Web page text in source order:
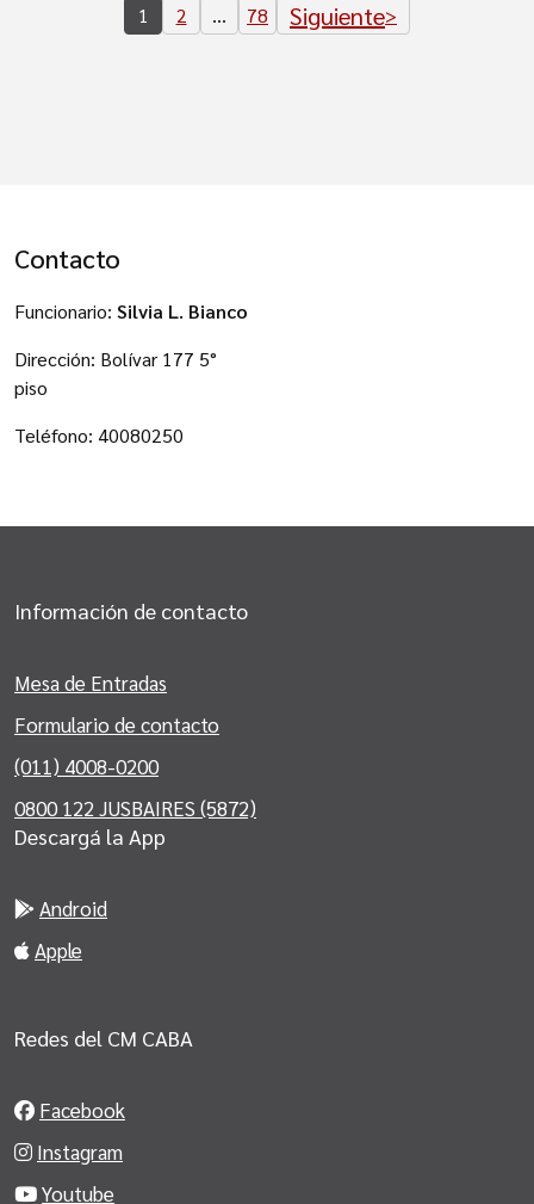
1 2 … 78 Siguiente>
Contacto
Funcionario: Silvia L. Bianco
Dirección: Bolívar 177 5°
piso
Teléfono: 40080250
Información de contacto
Mesa de Entradas
Formulario de contacto
(011) 4008-0200
0800 122 JUSBAIRES (5872)
Descargá la App
Android
Apple
Redes del CM CABA
Facebook
Instagram
Youtube